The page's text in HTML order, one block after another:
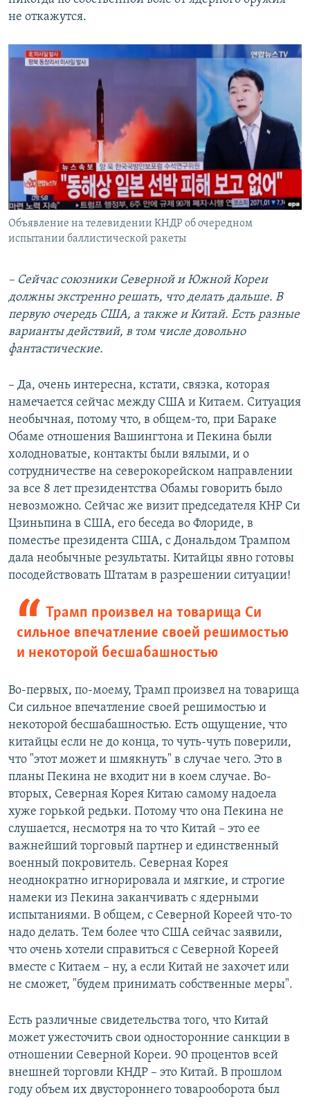
не откажутся.
Объявление на телевидении КНДР об очередном
испытании баллистической ракеты
– Сейчас союзники Северной и Южной Кореи
должны экстренно решать, что делать дальше. В
первую очередь США, а также и Китай. Есть разные
варианты действий, в том числе довольно
фантастические.
– Да, очень интересна, кстати, связка, которая
намечается сейчас между США и Китаем. Ситуация
необычная, потому что, в общем-то, при Бараке
Обаме отношения Вашингтона и Пекина были
холодноватые, контакты были вялыми, и о
сотрудничестве на северокорейском направлении
за все 8 лет президентства Обамы говорить было
невозможно. Сейчас же визит председателя КНР Си
Цзиньпина в США, его беседа во Флориде, в
поместье президента США, с Дональдом Трампом
дала необычные результаты. Китайцы явно готовы
посодействовать Штатам в разрешении ситуации!
Трамп произвел на товарища Си
сильное впечатление своей решимостью
и некоторой бесшабашностью
Во-первых, по-моему, Трамп произвел на товарища
Си сильное впечатление своей решимостью и
некоторой бесшабашностью. Есть ощущение, что
китайцы если не до конца, то чуть-чуть поверили,
что "этот может и шмякнуть" в случае чего. Это в
планы Пекина не входит ни в коем случае. Во-
вторых, Северная Корея Китаю самому надоела
хуже горькой редьки. Потому что она Пекина не
слушается, несмотря на то что Китай – это ее
важнейший торговый партнер и единственный
военный покровитель. Северная Корея
неоднократно игнорировала и мягкие, и строгие
намеки из Пекина заканчивать с ядерными
испытаниями. В общем, с Северной Кореей что-то
надо делать. Тем более что США сейчас заявили,
что очень хотели справиться с Северной Кореей
вместе с Китаем – ну, а если Китай не захочет или
не сможет, "будем принимать собственные меры".
Есть различные свидетельства того, что Китай
может ужесточить свои односторонние санкции в
отношении Северной Кореи. 90 процентов всей
внешней торговли КНДР – это Китай. В прошлом
году объем их двустороннего товарооборота был